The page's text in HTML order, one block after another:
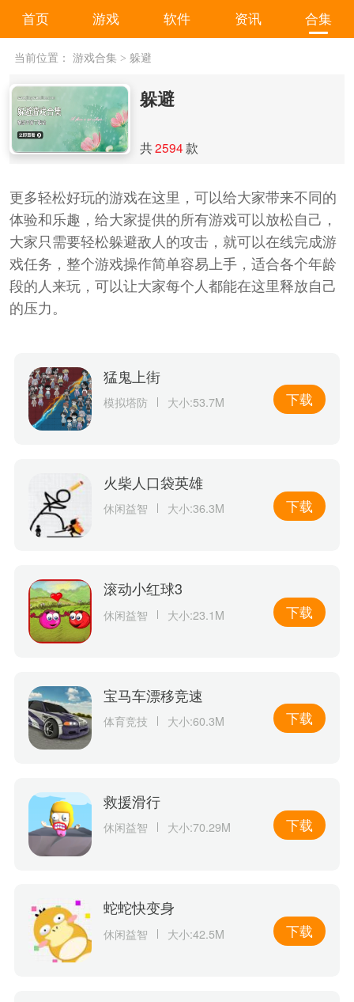
首页 游戏 软件 资讯 合集
当前位置： 游戏合集 > 躲避
躲避
共2594款
更多轻松好玩的游戏在这里，可以给大家带来不同的
体验和乐趣，给大家提供的所有游戏可以放松自己，
大家只需要轻松躲避敌人的攻击，就可以在线完成游
戏任务，整个游戏操作简单容易上手，适合各个年龄
段的人来玩，可以让大家每个人都能在这里释放自己
的压力。
猛鬼上街
模拟塔防 大小:53.7M 下载
火柴人口袋英雄
休闲益智 大小:36.3M 下载
滚动小红球3
休闲益智 大小:23.1M 下载
宝马车漂移竞速
体育竞技 大小:60.3M 下载
救援滑行
休闲益智 大小:70.29M 下载
蛇蛇快变身
休闲益智 大小:42.5M 下载